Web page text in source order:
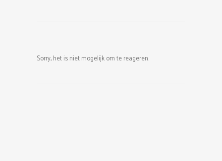
Sorry, het is niet mogelijk om te reageren.